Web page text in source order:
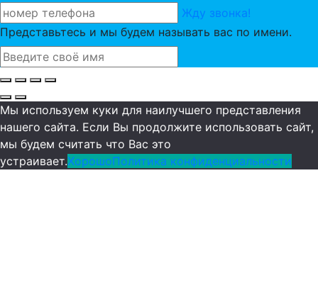
Жду звонка!
Представьтесь и мы будем называть вас по имени.
Мы используем куки для наилучшего представления
нашего сайта. Если Вы продолжите использовать сайт,
мы будем считать что Вас это
устраивает.ХорошоПолитика конфиденциальности